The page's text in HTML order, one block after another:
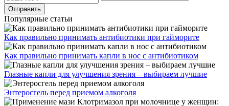
Популярные статьи
Как правильно принимать антибиотики при гайморите
Как правильно принимать капли в нос с антибиотиком
Глазные капли для улучшения зрения – выбираем лучшие
Энтеросгель перед приемом алкоголя